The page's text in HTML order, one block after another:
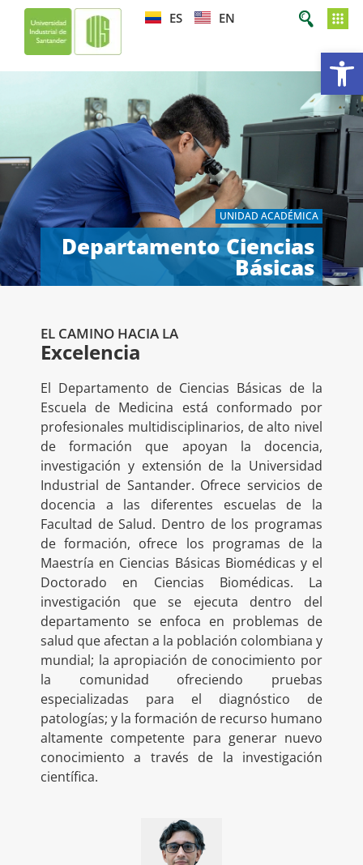
ES EN
UNIDAD ACADÉMICA
Departamento Ciencias
Básicas
EL CAMINO HACIA LA
Excelencia
El Departamento de Ciencias Básicas de la
Escuela de Medicina está conformado por
profesionales multidisciplinarios, de alto nivel
de formación que apoyan la docencia,
investigación y extensión de la Universidad
Industrial de Santander. Ofrece servicios de
docencia a las diferentes escuelas de la
Facultad de Salud. Dentro de los programas
de formación, ofrece los programas de la
Maestría en Ciencias Básicas Biomédicas y el
Doctorado en Ciencias Biomédicas. La
investigación que se ejecuta dentro del
departamento se enfoca en problemas de
salud que afectan a la población colombiana y
mundial; la apropiación de conocimiento por
la comunidad ofreciendo pruebas
especializadas para el diagnóstico de
patologías; y la formación de recurso humano
altamente competente para generar nuevo
conocimiento a través de la investigación
científica.